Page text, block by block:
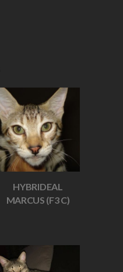
HYBRIDEAL
MARCUS (F3 C)